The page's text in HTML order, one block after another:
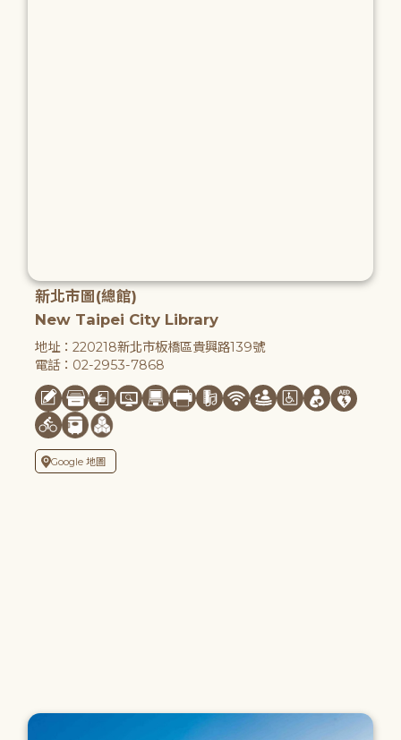
新北市圖(總館)
New Taipei City Library
地址：220218新北市板橋區貴興路139號
電話：02-2953-7868
Google 地圖